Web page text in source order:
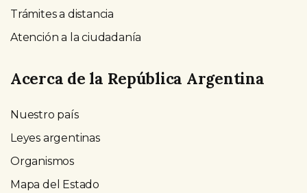
Trámites a distancia
Atención a la ciudadanía
Acerca de la República Argentina
Nuestro país
Leyes argentinas
Organismos
Mapa del Estado